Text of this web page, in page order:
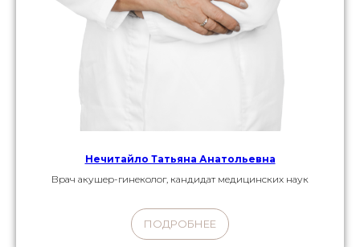
Нечитайло Татьяна Анатольевна
Врач акушер-гинеколог, кандидат медицинских наук
ПОДРОБНЕЕ